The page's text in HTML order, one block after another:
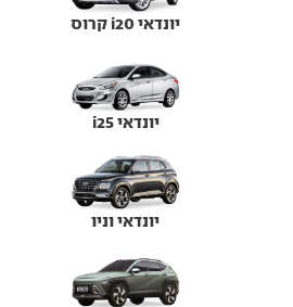
יונדאי i20 קרוס
יונדאי i25
יונדאי וניו